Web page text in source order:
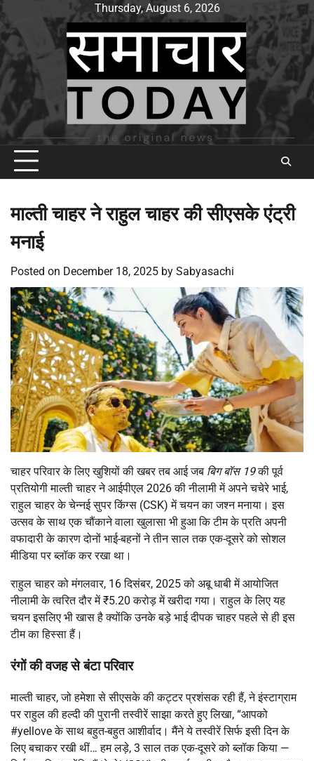
Skip
to
content
Thursday, August 6, 2026
माल्ती चाहर ने राहुल चाहर की सीएसके एंट्री
मनाई
Posted on December 18, 2025 by Sabyasachi
चाहर परिवार के लिए खुशियों की खबर तब आई जब बिग बॉस 19की पूर्व
प्रतियोगी माल्ती चाहर ने आईपीएल 2026 की नीलामी में अपने चचेरे भाई,
राहुल चाहर के चेन्नई सुपर किंग्स (CSK) में चयन का जश्न मनाया। इस
उत्सव के साथ एक चौंकाने वाला खुलासा भी हुआ कि टीम के प्रति अपनी
वफादारी के कारण दोनों भाई-बहनों ने तीन साल तक एक-दूसरे को सोशल
मीडिया पर ब्लॉक कर रखा था।
राहुल चाहर को मंगलवार, 16 दिसंबर, 2025 को अबू धाबी में आयोजित
नीलामी के त्वरित दौर में ₹5.20 करोड़ में खरीदा गया। राहुल के लिए यह
चयन इसलिए भी खास है क्योंकि उनके बड़े भाई दीपक चाहर पहले से ही इस
टीम का हिस्सा हैं।
रंगों की वजह से बंटा परिवार
माल्ती चाहर, जो हमेशा से सीएसके की कट्टर प्रशंसक रही हैं, ने इंस्टाग्राम
पर राहुल की हल्दी की पुरानी तस्वीरें साझा करते हुए लिखा, “आपको
#yellove के साथ बहुत-बहुत आशीर्वाद। मैंने ये तस्वीरें सिर्फ इसी दिन के
लिए बचाकर रखी थीं… हम लड़े, 3 साल तक एक-दूसरे को ब्लॉक किया —